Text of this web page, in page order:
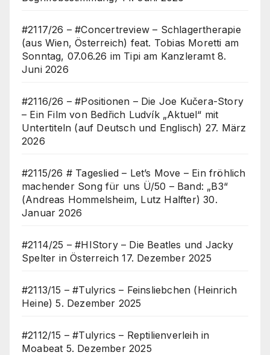
#2117/26 – #Concertreview – Schlagertherapie
(aus Wien, Österreich) feat. Tobias Moretti am
Sonntag, 07.06.26 im Tipi am Kanzleramt 8.
Juni 2026
#2116/26 – #Positionen – Die Joe Kučera-Story
– Ein Film von Bedřich Ludvík „Aktuel“ mit
Untertiteln (auf Deutsch und Englisch) 27. März
2026
#2115/26 # Tageslied – Let’s Move – Ein fröhlich
machender Song für uns Ü/50 – Band: „B3“
(Andreas Hommelsheim, Lutz Halfter) 30.
Januar 2026
#2114/25 – #HIStory – Die Beatles und Jacky
Spelter in Österreich 17. Dezember 2025
#2113/15 – #Tulyrics – Feinsliebchen (Heinrich
Heine) 5. Dezember 2025
#2112/15 – #Tulyrics – Reptilienverleih in
Moabeat 5. Dezember 2025